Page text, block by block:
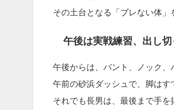
その土台となる「ブレない体」
午後は実戦練習、出し
午後からは、バント、ノック、
午前の砂浜ダッシュで、脚はす
それでも長男は、最後まで手を